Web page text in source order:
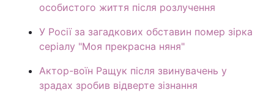
особистого життя після розлучення
У Росії за загадкових обставин помер зірка
серіалу "Моя прекрасна няня"
Актор-воїн Ращук після звинувачень у
зрадах зробив відверте зізнання